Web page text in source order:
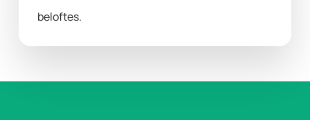
beloftes.